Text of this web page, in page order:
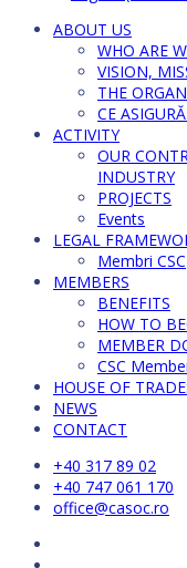
ABOUT US
WHO ARE
VISION,
THE
CE
ACTIVITY
OUR
INDUSTRY
PROJECTS
Events
LEGAL
Membri CSC
MEMBERS
BENEFITS
HOW TO
MEMBER
CSC
HOUSE OF
NEWS
CONTACT
+40 317 89 02
+40 747 061 170
office@casoc.ro